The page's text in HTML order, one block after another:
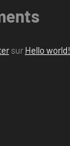
sur Hello world!